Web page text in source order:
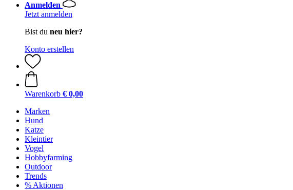
Anmelden
Jetzt anmelden
Bist du neu hier?
Konto erstellen
Warenkorb € 0,00
Marken
Hund
Katze
Kleintier
Vogel
Hobbyfarming
Outdoor
Trends
% Aktionen